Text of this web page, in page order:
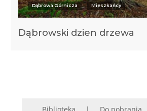
Dąbrowa Górnicza Mieszkańcy
Dąbrowski dzien drzewa
Biblioteka Do pobrania